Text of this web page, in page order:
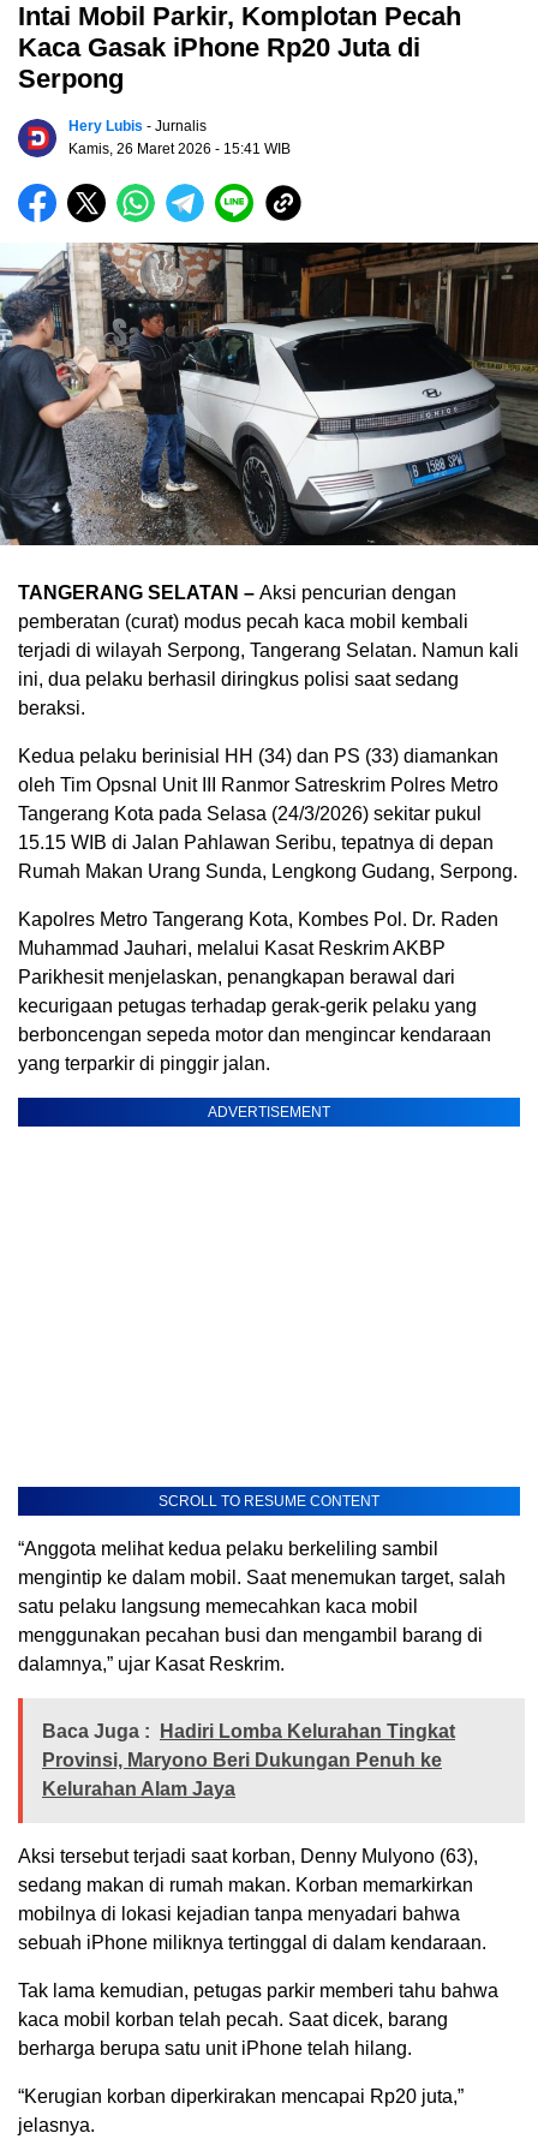
Intai Mobil Parkir, Komplotan Pecah
Kaca Gasak iPhone Rp20 Juta di
Serpong
Hery Lubis - Jurnalis
Kamis, 26 Maret 2026 - 15:41 WIB
TANGERANG SELATAN – Aksi pencurian dengan
pemberatan (curat) modus pecah kaca mobil kembali
terjadi di wilayah Serpong, Tangerang Selatan. Namun kali
ini, dua pelaku berhasil diringkus polisi saat sedang
beraksi.
Kedua pelaku berinisial HH (34) dan PS (33) diamankan
oleh Tim Opsnal Unit III Ranmor Satreskrim Polres Metro
Tangerang Kota pada Selasa (24/3/2026) sekitar pukul
15.15 WIB di Jalan Pahlawan Seribu, tepatnya di depan
Rumah Makan Urang Sunda, Lengkong Gudang, Serpong.
Kapolres Metro Tangerang Kota, Kombes Pol. Dr. Raden
Muhammad Jauhari, melalui Kasat Reskrim AKBP
Parikhesit menjelaskan, penangkapan berawal dari
kecurigaan petugas terhadap gerak-gerik pelaku yang
berboncengan sepeda motor dan mengincar kendaraan
yang terparkir di pinggir jalan.
ADVERTISEMENT
SCROLL TO RESUME CONTENT
“Anggota melihat kedua pelaku berkeliling sambil
mengintip ke dalam mobil. Saat menemukan target, salah
satu pelaku langsung memecahkan kaca mobil
menggunakan pecahan busi dan mengambil barang di
dalamnya,” ujar Kasat Reskrim.
Baca Juga :
Hadiri Lomba Kelurahan Tingkat
Provinsi, Maryono Beri Dukungan Penuh ke
Kelurahan Alam Jaya
Aksi tersebut terjadi saat korban, Denny Mulyono (63),
sedang makan di rumah makan. Korban memarkirkan
mobilnya di lokasi kejadian tanpa menyadari bahwa
sebuah iPhone miliknya tertinggal di dalam kendaraan.
Tak lama kemudian, petugas parkir memberi tahu bahwa
kaca mobil korban telah pecah. Saat dicek, barang
berharga berupa satu unit iPhone telah hilang.
“Kerugian korban diperkirakan mencapai Rp20 juta,”
jelasnya.